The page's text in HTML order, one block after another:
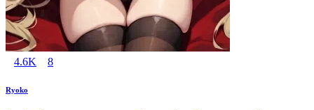
4.6K 8
Ryoko